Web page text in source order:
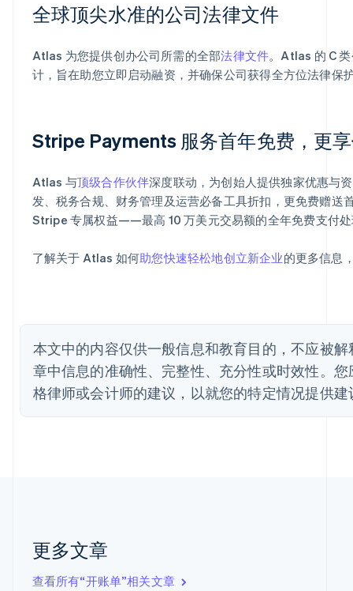
全球顶尖水准的公司法律文件
Atlas 为您提供创办公司所需的全部法律文件。Atlas 的 C
计，旨在助您立即启动融资，并确保公司获得全方位法律
Stripe Payments 服务首年免费，更
Atlas 与顶级合作伙伴深度联动，为创始人提供独家优惠与
发、税务合规、财务管理及运营必备工具折扣，更免费赠
Stripe 专属权益——最高 10 万美元交易额的全年免费支付
了解关于 Atlas 如何助您快速轻松地创立新企业的更多信息
本文中的内容仅供一般信息和教育目的，不应被
章中信息的准确性、完整性、充分性或时效性。
格律师或会计师的建议，以就您的特定情况提供建
更多文章
查看所有“开账单”相关文章
阿联酋
爱尔兰
English
DeutschEnglish
澳大利亚
巴西
Português English
保加利亚
NederlandsFrançaisDeutschEnglish
English
德国
Deutsch English
法国
FrançaisEnglish
克罗地亚
English Italiano
English